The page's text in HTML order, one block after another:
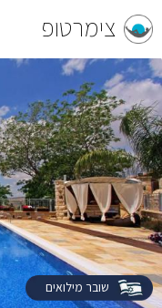
צימרטופ
שובר מילואים